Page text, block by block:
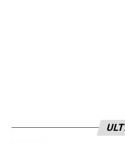
il bersaglio grosso